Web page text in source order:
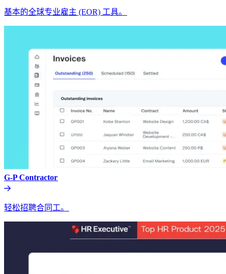
基本的全球专业雇主 (EOR) 工具。​​
G-P Contractor​​
轻松招聘合同工。​​